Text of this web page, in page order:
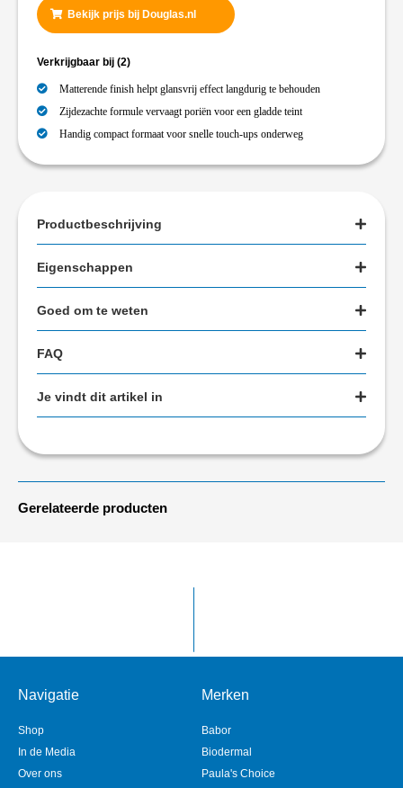
Bekijk prijs bij Douglas.nl
Verkrijgbaar bij (2)
Matterende finish helpt glansvrij effect langdurig te behouden
Zijdezachte formule vervaagt poriën voor een gladde teint
Handig compact formaat voor snelle touch-ups onderweg
Productbeschrijving
Eigenschappen
Goed om te weten
FAQ
Je vindt dit artikel in
Gerelateerde producten
Navigatie
Shop
In de Media
Over ons
Merken
Babor
Biodermal
Paula's Choice